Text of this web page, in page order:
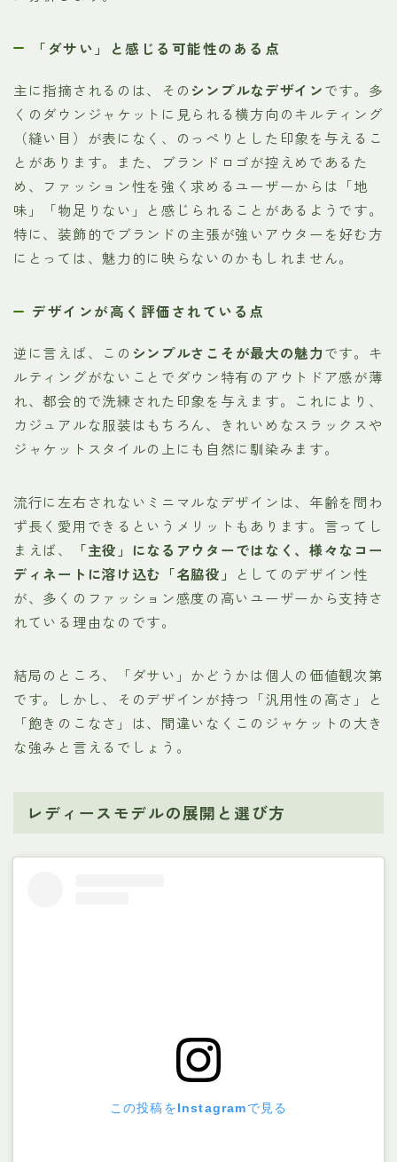
「ダサい」と感じる可能性のある点
主に指摘されるのは、その シンプルなデザインです。多
くのダウンジャケットに見られる横方向のキルティング
（縫い目）が表になく、のっぺりとした印象を与えるこ
とがあります。また、ブランドロゴが控えめであるた
め、ファッション性を強く求めるユーザーからは「地
味」「物足りない」と感じられることがあるようです。
特に、装飾的でブランドの主張が強いアウターを好む方
にとっては、魅力的に映らないのかもしれません。
デザインが高く評価されている点
逆に言えば、この シンプルさこそが最大の魅力です。キ
ルティングがないことでダウン特有のアウトドア感が薄
れ、都会的で洗練された印象を与えます。これにより、
カジュアルな服装はもちろん、きれいめなスラックスや
ジャケットスタイルの上にも自然に馴染みます。
流行に左右されないミニマルなデザインは、年齢を問わ
ず長く愛用できるというメリットもあります。言ってし
まえば、
「主役」になるアウターではなく、様々なコー
ディネートに溶け込む「名脇役」
としてのデザイン性
が、多くのファッション感度の高いユーザーから支持さ
れている理由なのです。
結局のところ、「ダサい」かどうかは個人の価値観次第
です。しかし、そのデザインが持つ「汎用性の高さ」と
「飽きのこなさ」は、間違いなくこのジャケットの大き
な強みと言えるでしょう。
レディースモデルの展開と選び方
この投稿をInstagramで見る